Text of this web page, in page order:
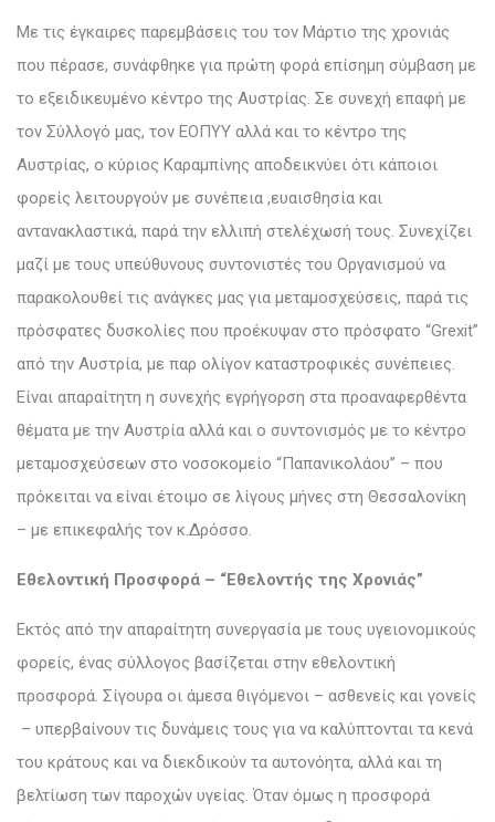
Με τις έγκαιρες παρεμβάσεις του τον Μάρτιο της χρονιάς
που πέρασε, συνάφθηκε για πρώτη φορά επίσημη σύμβαση με
το εξειδικευμένο κέντρο της Αυστρίας. Σε συνεχή επαφή με
τον Σύλλογό μας, τον ΕΟΠΥΥ αλλά και το κέντρο της
Αυστρίας, ο κύριος Καραμπίνης αποδεικνύει ότι κάποιοι
φορείς λειτουργούν με συνέπεια ,ευαισθησία και
αντανακλαστικά, παρά την ελλιπή στελέχωσή τους. Συνεχίζει
μαζί με τους υπεύθυνους συντονιστές του Οργανισμού να
παρακολουθεί τις ανάγκες μας για μεταμοσχεύσεις, παρά τις
πρόσφατες δυσκολίες που προέκυψαν στο πρόσφατο “Grexit”
από την Αυστρία, με παρ ολίγον καταστροφικές συνέπειες.
Είναι απαραίτητη η συνεχής εγρήγορση στα προαναφερθέντα
θέματα με την Αυστρία αλλά και ο συντονισμός με το κέντρο
μεταμοσχεύσεων στο νοσοκομείο “Παπανικολάου” – που
πρόκειται να είναι έτοιμο σε λίγους μήνες στη Θεσσαλονίκη
– με επικεφαλής τον κ.Δρόσσο.
Εθελοντική Προσφορά – “Εθελοντής της Χρονιάς”
Εκτός από την απαραίτητη συνεργασία με τους υγειονομικούς
φορείς, ένας σύλλογος βασίζεται στην εθελοντική
προσφορά. Σίγουρα οι άμεσα θιγόμενοι – ασθενείς και γονείς
– υπερβαίνουν τις δυνάμεις τους για να καλύπτονται τα κενά
του κράτους και να διεκδικούν τα αυτονόητα, αλλά και τη
βελτίωση των παροχών υγείας. Όταν όμως η προσφορά